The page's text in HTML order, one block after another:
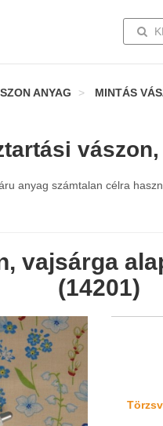
ANYAG MINTÁS
anyag számtalan célra
vajsárga
(14201)